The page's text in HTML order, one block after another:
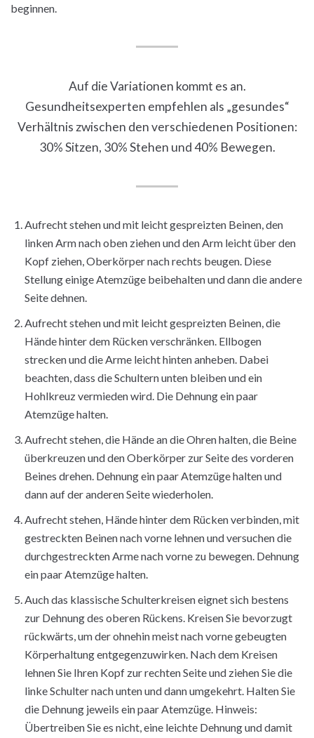
beginnen.
Auf die Variationen kommt es an.
Gesundheitsexperten empfehlen als „gesundes“
Verhältnis zwischen den verschiedenen Positionen:
30% Sitzen, 30% Stehen und 40% Bewegen.
Aufrecht stehen und mit leicht gespreizten Beinen, den
linken Arm nach oben ziehen und den Arm leicht über den
Kopf ziehen, Oberkörper nach rechts beugen. Diese
Stellung einige Atemzüge beibehalten und dann die andere
Seite dehnen.
Aufrecht stehen und mit leicht gespreizten Beinen, die
Hände hinter dem Rücken verschränken. Ellbogen
strecken und die Arme leicht hinten anheben. Dabei
beachten, dass die Schultern unten bleiben und ein
Hohlkreuz vermieden wird. Die Dehnung ein paar
Atemzüge halten.
Aufrecht stehen, die Hände an die Ohren halten, die Beine
überkreuzen und den Oberkörper zur Seite des vorderen
Beines drehen. Dehnung ein paar Atemzüge halten und
dann auf der anderen Seite wiederholen.
Aufrecht stehen, Hände hinter dem Rücken verbinden, mit
gestreckten Beinen nach vorne lehnen und versuchen die
durchgestreckten Arme nach vorne zu bewegen. Dehnung
ein paar Atemzüge halten.
Auch das klassische Schulterkreisen eignet sich bestens
zur Dehnung des oberen Rückens. Kreisen Sie bevorzugt
rückwärts, um der ohnehin meist nach vorne gebeugten
Körperhaltung entgegenzuwirken. Nach dem Kreisen
lehnen Sie Ihren Kopf zur rechten Seite und ziehen Sie die
linke Schulter nach unten und dann umgekehrt. Halten Sie
die Dehnung jeweils ein paar Atemzüge. Hinweis:
Übertreiben Sie es nicht, eine leichte Dehnung und damit